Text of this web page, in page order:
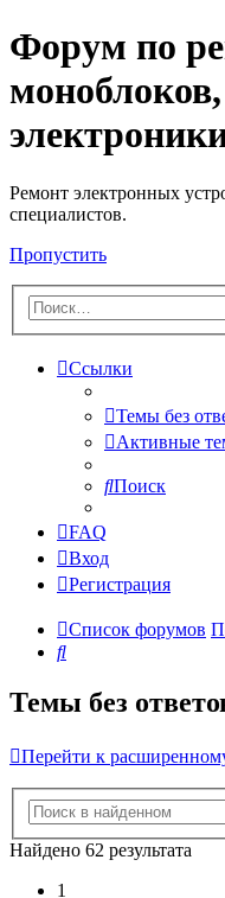
Регистрация
Форум по
Ремонт электронных
специалистов.
Пропустить
Ссылки
Темы без
Активные
Поиск
FAQ
Вход
Регистрация
Список форумов
Поиск
Темы без
Перейти к
Найдено 62 результата
1